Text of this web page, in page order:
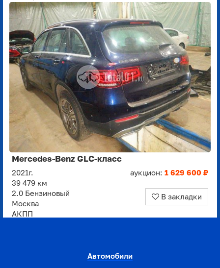
Mercedes-Benz GLC-класс
2021г.
39 479 км
2.0 Бензиновый
Москва
АКПП
аукцион: 1 629 600 ₽
В закладки
Автомобили